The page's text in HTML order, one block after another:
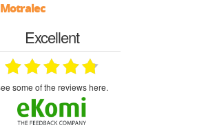
Motralec
Excellent
see some of the reviews here.